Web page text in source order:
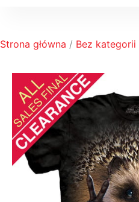
Strona główna / Bez kategorii